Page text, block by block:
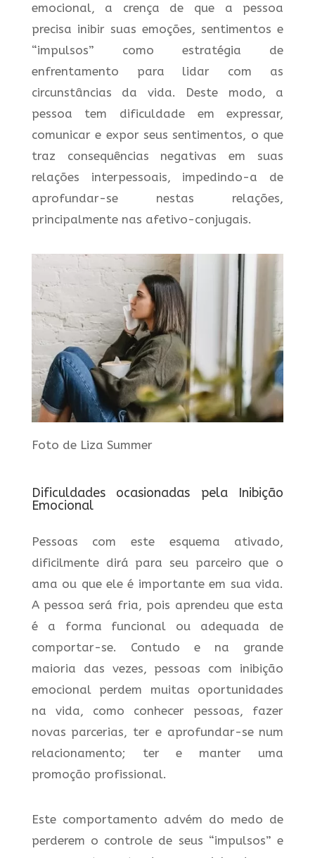
emocional, a crença de que a pessoa
precisa inibir suas emoções, sentimentos e
“impulsos” como estratégia de
enfrentamento para lidar com as
circunstâncias da vida. Deste modo, a
pessoa tem dificuldade em expressar,
comunicar e expor seus sentimentos, o que
traz consequências negativas em suas
relações interpessoais, impedindo-a de
aprofundar-se nestas relações,
principalmente nas afetivo-conjugais.
Foto de Liza Summer
Dificuldades ocasionadas pela Inibição
Emocional
Pessoas com este esquema ativado,
dificilmente dirá para seu parceiro que o
ama ou que ele é importante em sua vida.
A pessoa será fria, pois aprendeu que esta
é a forma funcional ou adequada de
comportar-se. Contudo e na grande
maioria das vezes, pessoas com inibição
emocional perdem muitas oportunidades
na vida, como conhecer pessoas, fazer
novas parcerias, ter e aprofundar-se num
relacionamento; ter e manter uma
promoção profissional.
Este comportamento advém do medo de
perderem o controle de seus “impulsos” e